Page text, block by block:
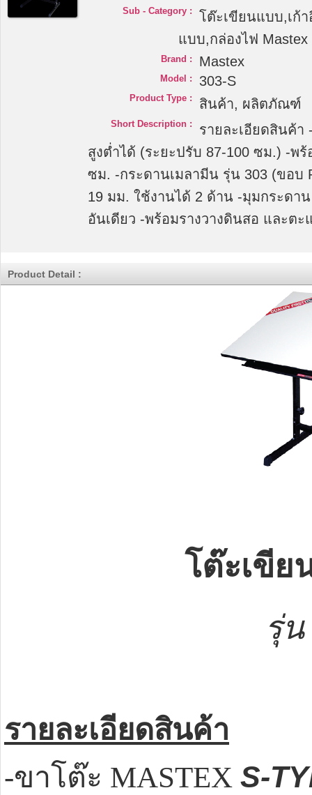
Sub - Category :
โต๊ะเขียนแบบ,เก้
แบบ,กล่องไฟ Mastex
Brand : Mastex
Model : 303-S
Product Type : สินค้า, ผลิตภัณฑ์
Short Description :
รายละเอียดสินค้า
สูงต่ำได้ (ระยะปรับ 87-100 ซม.) -พ
ซม. -กระดานเมลามีน รุ่น 303 (ขอบ
19 มม. ใช้งานได้ 2 ด้าน -มุมกระดา
อันเดียว -พร้อมรางวางดินสอ และตะ
Product Detail :
โต๊ะเขีย
รุ่
รายละเอียดสินค้า
-ขาโต๊ะ MASTEX S-